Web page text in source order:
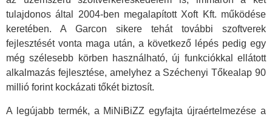
tulajdonos által 2004-ben megalapított Xoft Kft. működése
keretében. A Garcon sikere tehát további szoftverek
fejlesztését vonta maga után, a következő lépés pedig egy
még szélesebb körben használható, új funkciókkal ellátott
alkalmazás fejlesztése, amelyhez a Széchenyi Tőkealap 90
millió forint kockázati tőkét biztosít.
A legújabb termék, a MiNiBiZZ egyfajta újraértelmezése a